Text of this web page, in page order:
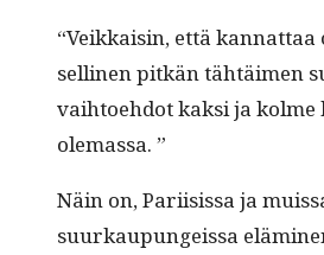
“Veikkaisin, että
selli­nen pitkän tähtäi­men
vai­h­toe­hdot kak­si ja
olemassa. ”
Näin on, Pari­i­sis­sa ja
suurkaupungeis­sa